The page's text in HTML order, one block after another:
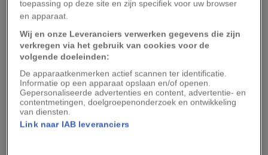
generaties duurt
De jaarlijkse migratie van de monarchvlinder
tussen Amerika en Mexico is een enorme tocht
die 3 tot 5 generaties in beslag neemt. De eerste
en tweede generaties worden geboren in de VS
en Canada. De derde generatie monarchvlinders
is de grootste groep en komt ter wereld in de
toepassing op deze site en zijn specifiek voor uw browser
en apparaat.
Wij en onze Leveranciers verwerken gegevens die zijn
verkregen via het gebruik van cookies voor de
volgende doeleinden:
De apparaatkenmerken actief scannen ter identificatie.
Informatie op een apparaat opslaan en/of openen.
Gepersonaliseerde advertenties en content, advertentie- en
contentmetingen, doelgroepenonderzoek en ontwikkeling
van diensten.
Link naar IAB leveranciers